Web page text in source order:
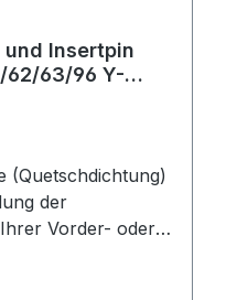
und Insertpin
62/63/96 Y-
(Quetschdichtung)
der
Vorder- oder